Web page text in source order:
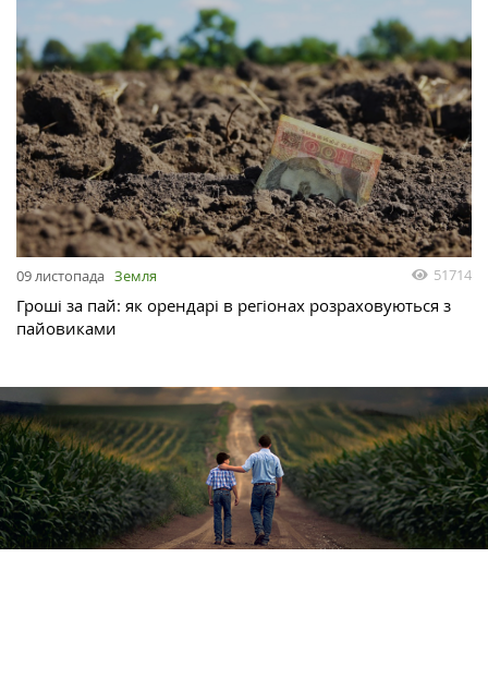
09 листопада Земля 51714
Гроші за пай: як орендарі в регіонах розраховуються з
пайовиками